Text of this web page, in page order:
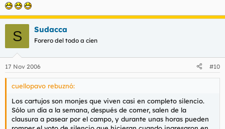
S Sudacca
Forero del todo a cien
17 Nov 2006 #10
cuellopavo rebuznó:
Los cartujos son monjes que viven casi en completo silencio.
Sólo un día a la semana, después de comer, salen de la
clausura a pasear por el campo, y durante unas horas pueden